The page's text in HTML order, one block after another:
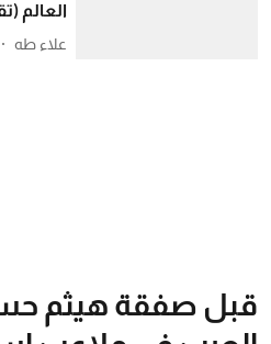
العالم
علاء طه
قبل صفقة هيثم